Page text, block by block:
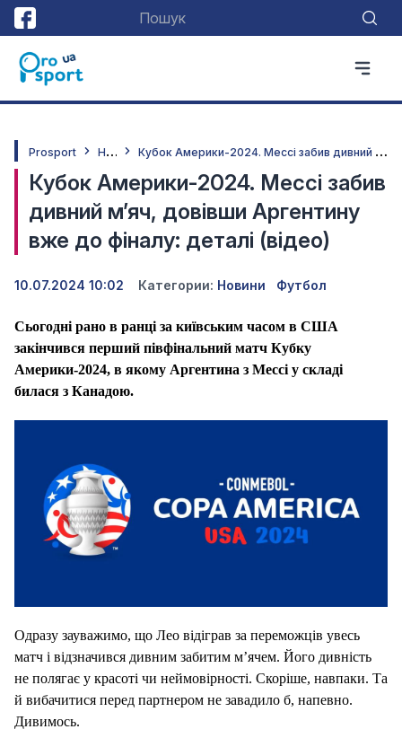
Prosport Н
овини К
убок Америки-2024. Мессі забив дивний м’яч, довівши Аргентину вже до фіналу: деталі (відео)
Кубок Америки-2024. Мессі забив
дивний м’яч, довівши Аргентину
вже до фіналу: деталі (відео)
10.07.2024 10:02 Категории: Новини Футбол
Сьогодні рано в ранці за київським часом в США
закінчився перший півфінальний матч Кубку
Америки-2024, в якому Аргентина з Мессі у складі
билася з Канадою.
Одразу зауважимо, що Лео відіграв за переможців увесь
матч і відзначився дивним забитим м’ячем. Його дивність
не полягає у красоті чи неймовірності. Скоріше, навпаки. Та
й вибачитися перед партнером не завадило б, напевно.
Дивимось.